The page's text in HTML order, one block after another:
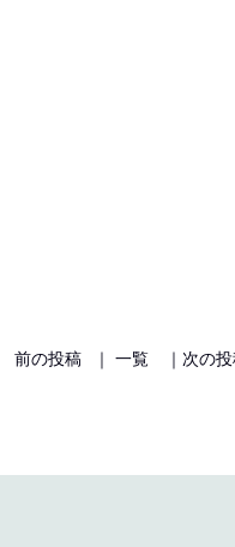
前の投稿 ｜ 一覧 ｜ 次の